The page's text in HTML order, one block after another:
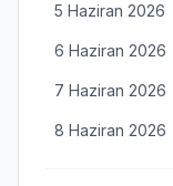
5 Haziran 2026
6 Haziran 2026
7 Haziran 2026
8 Haziran 2026